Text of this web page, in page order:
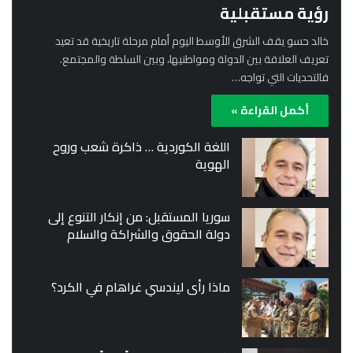
رؤية مستقبلية
خالد حسو يقف الشرق الأوسط اليوم أمام مرحلة تاريخية قد تعيد
تعريف العلاقة بين الدولة ومواطنيها، وبين السلطة والمجتمع.
فالتحديات التي تواجه…
أكمل القراءة »
اللغة الكوردية … ذاكرة شعب وروح
الهوية
سوريا المستقبل: من إنكار التنوع إلى
دولة الحقوق والشراكة والسلام
ماذا رأى ليندسي غراهام في الكرد؟